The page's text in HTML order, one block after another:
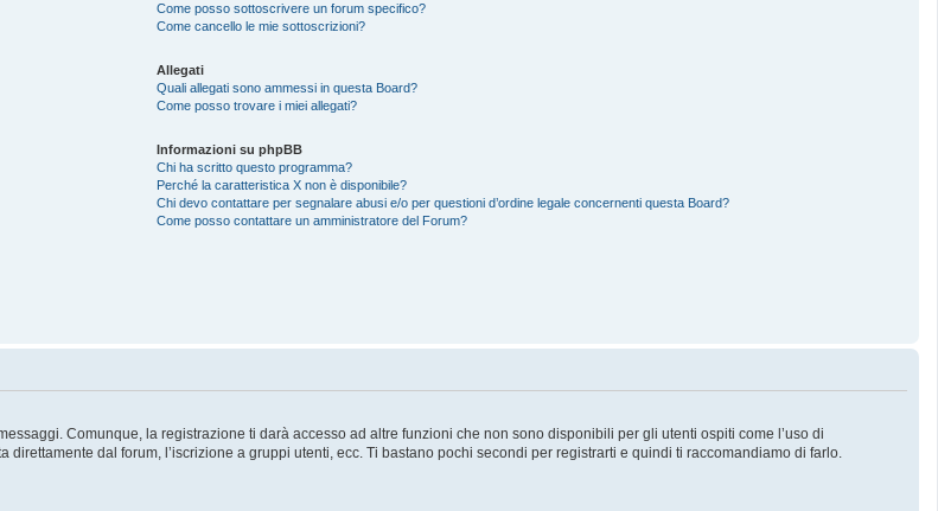
Come posso sottoscrivere un forum specifico?
Come cancello le mie sottoscrizioni?
Allegati
Quali allegati sono ammessi in questa Board?
Come posso trovare i miei allegati?
Informazioni su phpBB
Chi ha scritto questo programma?
Perché la caratteristica X non è disponibile?
Chi devo contattare per segnalare abusi e/o per questioni d’ordine legale concernenti questa Board?
Come posso contattare un amministratore del Forum?
Comunque, la registrazione ti darà accesso ad altre funzioni che non sono disponibili per gli utenti ospiti come l’uso di
dal forum, l’iscrizione a gruppi utenti, ecc. Ti bastano pochi secondi per registrarti e quindi ti raccomandiamo di farlo.